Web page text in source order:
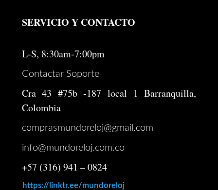
SERVICIO Y CONTACTO
L-S, 8:30am-7:00pm
Contactar Soporte
Cra 43 #75b -187 local 1 Barranquilla,
Colombia
comprasmundoreloj@gmail.com
info@mundoreloj.com.co
+57 (316) 941 – 0824
https://linktr.ee/mundoreloj